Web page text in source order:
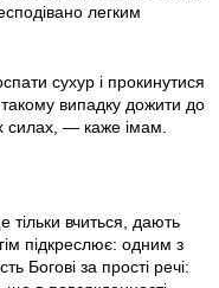
легким
сухур і прокинутися
випадку дожити до
силах, — каже імам.
тільки вчиться, дають
підкреслює: одним з
Богові за прості речі: